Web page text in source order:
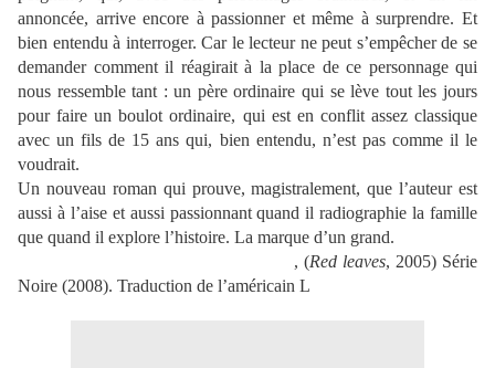
annoncée, arrive encore à passionner et même à surprendre. Et
bien entendu à interroger. Car le lecteur ne peut s’empêcher de se
demander comment il réagirait à la place de ce personnage qui
nous ressemble tant : un père ordinaire qui se lève tout les jours
pour faire un boulot ordinaire, qui est en conflit assez classique
avec un fils de 15 ans qui, bien entendu, n’est pas comme il le
voudrait.
Un nouveau roman qui prouve, magistralement, que l’auteur est
aussi à l’aise et aussi passionnant quand il radiographie la famille
que quand il explore l’histoire. La marque d’un grand.
, (Red leaves, 2005) Série
Noire (2008). Traduction de l’américain L